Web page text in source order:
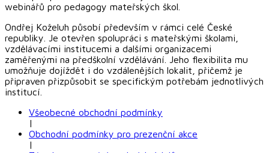
webinářů pro pedagogy mateřských škol.
Ondřej Koželuh působí především v rámci celé České
republiky. Je otevřen spolupráci s mateřskými školami,
vzdělávacími institucemi a dalšími organizacemi
zaměřenými na předškolní vzdělávání. Jeho flexibilita mu
umožňuje dojíždět i do vzdálenějších lokalit, přičemž je
připraven přizpůsobit se specifickým potřebám jednotlivých
institucí.
Všeobecné obchodní podmínky
|
Obchodní podmínky pro prezenční akce
|